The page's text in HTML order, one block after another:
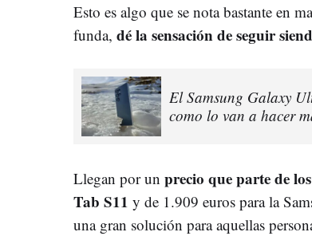
Esto es algo que se nota bastante en
funda, dé la sensación de seguir
El Samsung Galaxy
como lo van a hacer
Llegan por un precio que parte de
Tab S11 y de 1.909 euros para la
una gran solución para aquellas